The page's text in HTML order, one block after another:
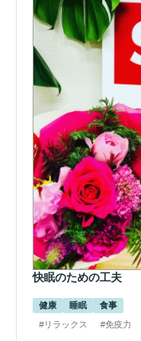
快眠のための工夫
健康 睡眠
食事
#リラックス
#免疫力